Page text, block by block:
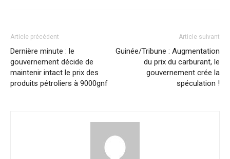
Article précédent
Dernière minute : le
gouvernement décide de
maintenir intact le prix des
produits pétroliers à 9000gnf
Article suivant
Guinée/Tribune : Augmentation
du prix du carburant, le
gouvernement crée la
spéculation !